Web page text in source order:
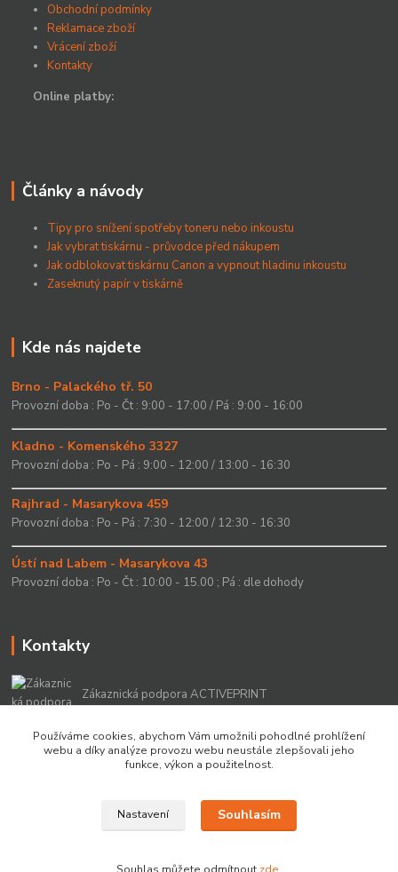
Obchodní podmínky
Reklamace zboží
Vrácení zboží
Kontakty
Online platby:
Články a návody
Tipy pro snížení spotřeby toneru nebo inkoustu
Jak vybrat tiskárnu - průvodce před nákupem
Jak odblokovat tiskárnu Canon a vypnout hladinu inkoustu
Zaseknutý papír v tiskárně
Kde nás najdete
Brno - Palackého tř. 50
Provozní doba : Po - Čt : 9:00 - 17:00 / Pá : 9:00 - 16:00
Kladno - Komenského 3327
Provozní doba : Po - Pá : 9:00 - 12:00 / 13:00 - 16:30
Rajhrad - Masarykova 459
Provozní doba : Po - Pá : 7:30 - 12:00 / 12:30 - 16:30
Ústí nad Labem - Masarykova 43
Provozní doba : Po - Čt : 10:00 - 15.00 ; Pá : dle dohody
Kontakty
Zákaznická podpora ACTIVEPRINT
+420 549 213 756
info@activeprint.cz
Copyright 2022 © ActivePrint s.r.o.
Používáme cookies, abychom Vám umožnili pohodlné prohlížení
webu a díky analýze provozu webu neustále zlepšovali jeho
funkce, výkon a použitelnost.
Nastavení Souhlasím